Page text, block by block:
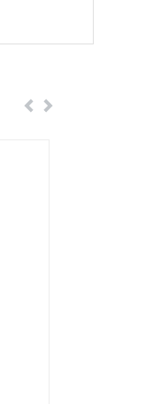
ПредДалее